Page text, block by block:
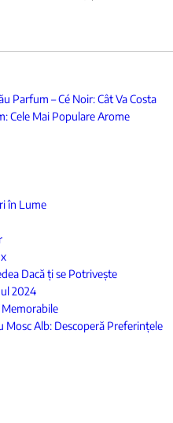
Parfum – Cé Noir: Cât Va Costa
Cele Mai Populare Arome
în Lume
Dacă ți se Potrivește
2024
Mosc Alb: Descoperă Preferințele